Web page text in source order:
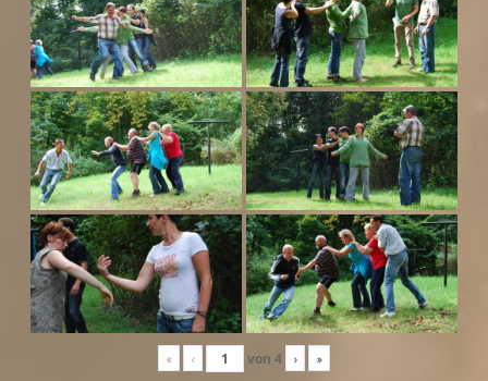
« ‹ von 4 › »